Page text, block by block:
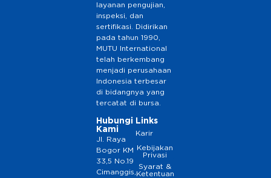
layanan pengujian,
inspeksi, dan
sertifikasi. Didirikan
pada tahun 1990,
MUTU International
telah berkembang
menjadi perusahaan
Indonesia terbesar
di bidangnya yang
tercatat di bursa.
Hubungi
Kami
Jl. Raya
Bogor KM
33,5 No.19
Cimanggis,
Links
Karir
Kebijakan
Privasi
Syarat &
Ketentuan